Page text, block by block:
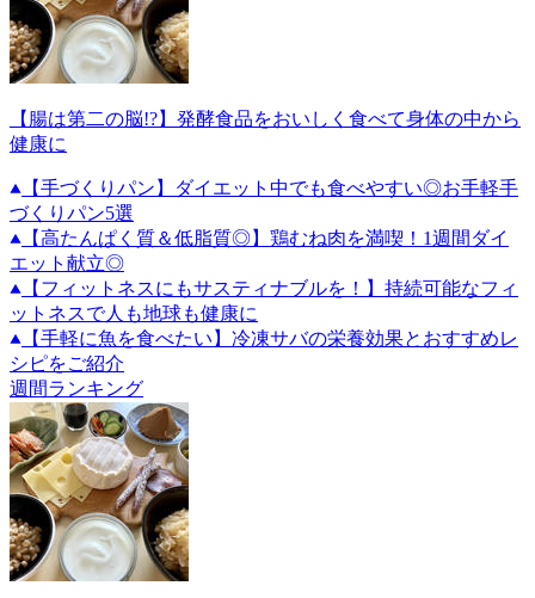
【腸は第二の脳!?】発酵食品をおいしく食べて身体の中から
健康に
【手づくりパン】ダイエット中でも食べやすい◎お手軽手
づくりパン5選
【高たんぱく質＆低脂質◎】鶏むね肉を満喫！1週間ダイ
エット献立◎
【フィットネスにもサスティナブルを！】持続可能なフィ
ットネスで人も地球も健康に
【手軽に魚を食べたい】冷凍サバの栄養効果とおすすめレ
シピをご紹介
週間ランキング